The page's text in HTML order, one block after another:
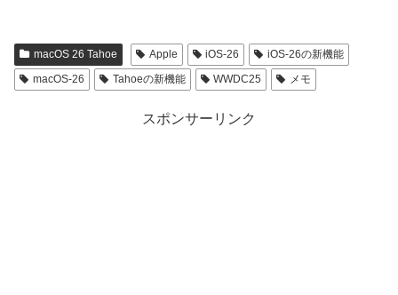
macOS 26 Tahoe Apple iOS-26
iOS-26の新機能
macOS-26
Tahoeの新機能 WWDC25 メモ
スポンサーリンク